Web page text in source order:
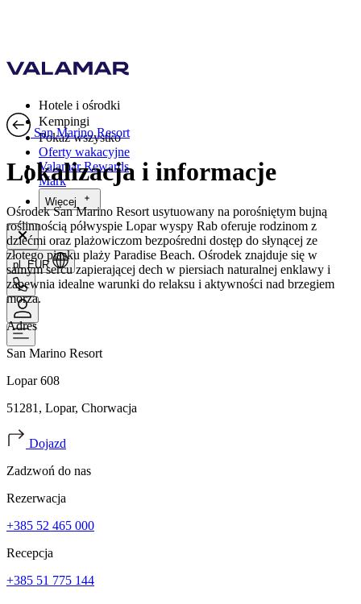
Hotele i ośrodki
Kempingi
Pokaż wszystko
Oferty wakacyjne
Valamar Rewards
Mark
Więcej
pl, EUR
San Marino Resort
Lokalizacja i informacje
Ośrodek San Marino Resort usytuowany na porośniętym bujną
roślinnością półwyspie Lopar wyspy Rab oferuje rodzinom z
dziećmi oraz plażowiczom bezpośredni dostęp do słynącej ze
złotego piasku plaży Paradise Beach. Ośrodek znajduje się w
samym sercu zapierającej dech w piersiach naturalnej enklawy i
zapewnia idealne warunki do relaksu i aktywności nad brzegiem
morza.
Adres
San Marino Resort
Lopar 608
51281, Lopar, Chorwacja
Dojazd
Zadzwoń do nas
Rezerwacja
+385 52 465 000
Recepcja
+385 51 775 144